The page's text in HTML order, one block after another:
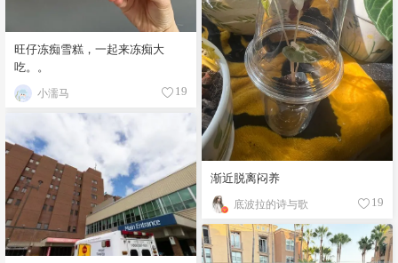
旺仔冻痴雪糕，一起来冻痴大
吃。。
小濡马 19
渐近脱离闷养
底波拉的诗与歌 19